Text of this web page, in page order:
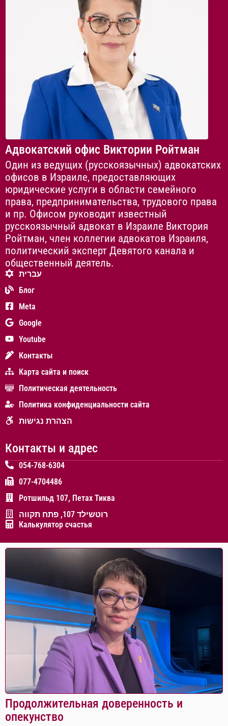
Адвокатский офис Виктории Ройтман
Один из ведущих (русскоязычных) адвокатских
офисов в Израиле, предоставляющих
юридические услуги в области семейного
права, предпринимательства, трудового права
и пр. Офисом руководит известный
русскоязычный адвокат в Израиле Виктория
Ройтман, член коллегии адвокатов Израиля,
политический эксперт Девятого канала и
общественный деятель.
עברית
Блог
Meta
Google
Youtube
Контакты
Карта сайта и поиск
Политическая деятельность
Политика конфиденциальности сайта
הצהרת נגישות
Контакты и адрес
054-768-6304
077-4704486
Ротшильд 107, Петах Тиква
רוטשילד 107, פתח תקווה
Калькулятор счастья
Продолжительная доверенность и
опекунство